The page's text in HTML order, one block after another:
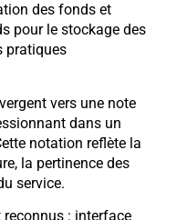
des fonds et
pour le stockage des
pratiques
vers une note
dans un
notation reflète la
la pertinence des
service.
: interface